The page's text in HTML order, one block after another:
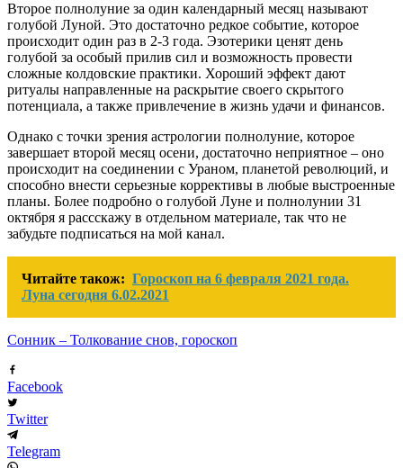
Второе полнолуние за один календарный месяц называют
голубой Луной. Это достаточно редкое событие, которое
происходит один раз в 2-3 года. Эзотерики ценят день
голубой за особый прилив сил и возможность провести
сложные колдовские практики. Хороший эффект дают
ритуалы направленные на раскрытие своего скрытого
потенциала, а также привлечение в жизнь удачи и финансов.
Однако с точки зрения астрологии полнолуние, которое
завершает второй месяц осени, достаточно неприятное – оно
происходит на соединении с Ураном, планетой революций, и
способно внести серьезные коррективы в любые выстроенные
планы. Более подробно о голубой Луне и полнолунии 31
октября я рассскажу в отдельном материале, так что не
забудьте подписаться на мой канал.
Читайте також: Гороскоп на 6 февраля 2021 года.
Луна сегодня 6.02.2021
Сонник – Толкование снов, гороскоп
Facebook
Twitter
Telegram